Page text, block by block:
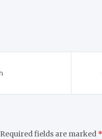
Required fields are marked *